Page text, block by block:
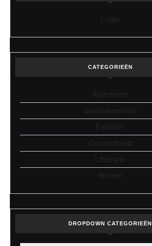
Login
CATEGORIEËN
Algemeen
Duurzaamheid
Fashion
Gezondheid
Lifestyle
Wonen
DROPDOWN CATEGORIEËN